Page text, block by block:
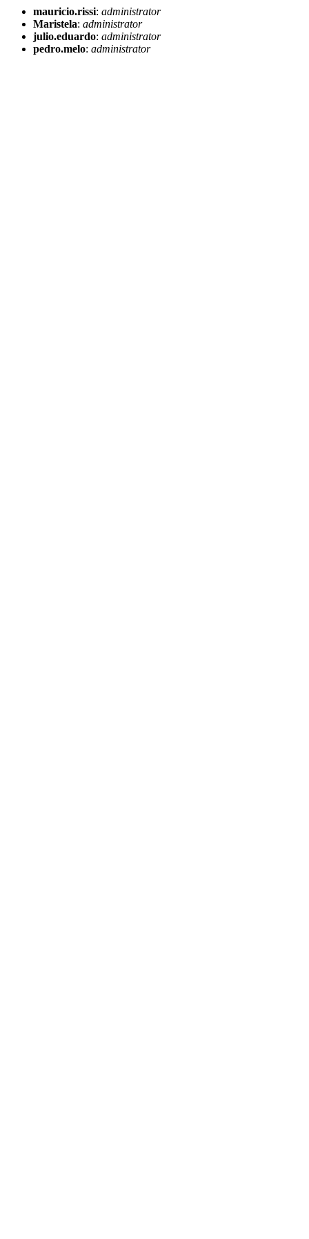
mauricio.rissi: administrator
Maristela: administrator
julio.eduardo: administrator
pedro.melo: administrator